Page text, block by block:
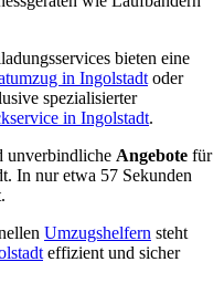
bieten eine
in Ingolstadt oder
spezialisierter
in Ingolstadt.
unverbindliche Angebote für
In nur etwa 57 Sekunden
Umzugshelfern steht
effizient und sicher